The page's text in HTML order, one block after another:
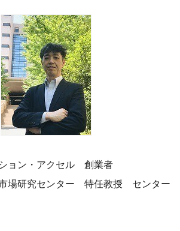
ョン・アクセル 創業者
場研究センター 特任教授 センター